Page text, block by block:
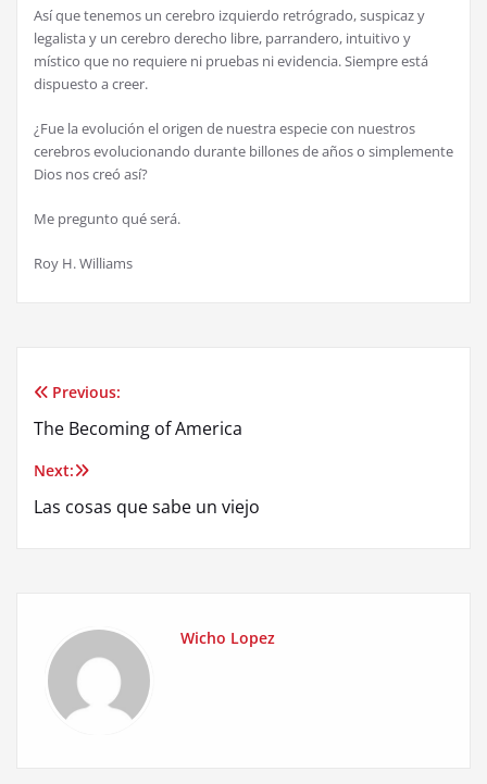
Así que tenemos un cerebro izquierdo retrógrado, suspicaz y
legalista y un cerebro derecho libre, parrandero, intuitivo y
místico que no requiere ni pruebas ni evidencia. Siempre está
dispuesto a creer.
¿Fue la evolución el origen de nuestra especie con nuestros
cerebros evolucionando durante billones de años o simplemente
Dios nos creó así?
Me pregunto qué será.
Roy H. Williams
Post
navigation
Previous:
The Becoming of America
Next:
Las cosas que sabe un viejo
Wicho Lopez